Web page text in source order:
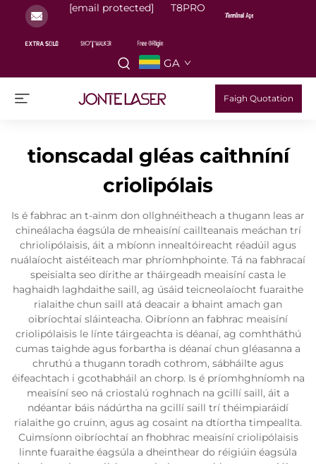
[email protected] T8PRO
GA
Faigh Quotation
tionscadal gléas caithníní
criolipólais
Is é fabhrac an t-ainm don ollghnéitheach a thugann leas ar
chineálacha éagsúla de mheaisíní caillteanais meáchan trí
chriolipólaisis, áit a mbíonn innealtóireacht réadúil agus
nuálaíocht aistéiteach mar phríomhphointe. Tá na fabhracaí
speisialta seo dírithe ar tháirgeadh meaisíní casta le
haghaidh laghdaithe saill, ag úsáid teicneolaíocht fuaraithe
rialaithe chun saill atá deacair a bhaint amach gan
oibríochtaí sláinteacha. Oibríonn an fabhrac meaisíní
criolipólaisis le línte táirgeachta is déanaí, ag comhtháthú
cumas taighde agus forbartha is déanaí chun gléasanna a
chruthú a thugann toradh cothrom, sábháilte agus
éifeachtach i gcothabháil an chorp. Is é príomhghníomh na
meaisíní seo ná criostalú roghnach na gcillí saill, áit a
ndéantar báis nádúrtha na gcillí saill trí théimpiaráidí
rialaithe go cruinn, agus ag cosaint na dtíortha timpeallta.
Cuimsíonn oibríochtaí an fhobhrac meaisíní criolipólaisis
linnte fuaraithe éagsúla a dheinthear do réigiúin éagsúla